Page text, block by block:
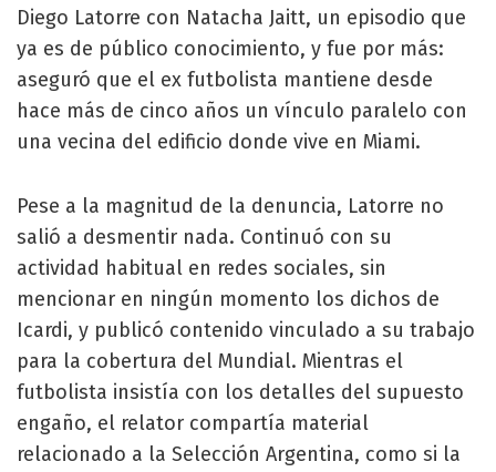
Diego Latorre con Natacha Jaitt, un episodio que
ya es de público conocimiento, y fue por más:
aseguró que el ex futbolista mantiene desde
hace más de cinco años un vínculo paralelo con
una vecina del edificio donde vive en Miami.
Pese a la magnitud de la denuncia, Latorre no
salió a desmentir nada. Continuó con su
actividad habitual en redes sociales, sin
mencionar en ningún momento los dichos de
Icardi, y publicó contenido vinculado a su trabajo
para la cobertura del Mundial. Mientras el
futbolista insistía con los detalles del supuesto
engaño, el relator compartía material
relacionado a la Selección Argentina, como si la